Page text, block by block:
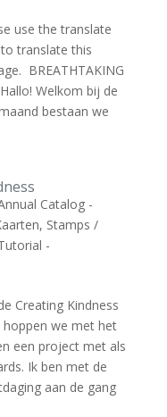
use the translate
translate this
BREATHTAKING
Welkom bij de
bestaan we
Catalog -
, Stamps /
-
Creating Kindness
hoppen we met het
een project met als
Ik ben met de
aan de gang